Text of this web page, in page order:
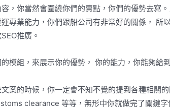
，你當然會圍繞你們的賣點，你們的優勢去寫
專業能力，你們跟船公司有非常好的關係， 所
推廣。
模組，來展示你的優勢， 你的能力，你能夠給
文案的時候，你一定會不知不覺的提到各種相
clearance 等等，無形中你就做完了關鍵